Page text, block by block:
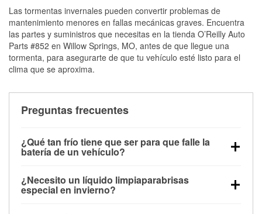
Las tormentas invernales pueden convertir problemas de
mantenimiento menores en fallas mecánicas graves. Encuentra
las partes y suministros que necesitas en la tienda O’Reilly Auto
Parts #852 en Willow Springs, MO, antes de que llegue una
tormenta, para asegurarte de que tu vehículo esté listo para el
clima que se aproxima.
Preguntas frecuentes
¿Qué tan frío tiene que ser para que falle la
batería de un vehículo?
debajo de los 32 °F y puede perder hasta la mitad de
su potencia de arranque cerca de los 0 °F, lo que
¿Necesito un líquido limpiaparabrisas
especial en invierno?